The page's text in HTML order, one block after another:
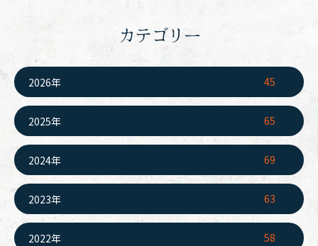
カテゴリー
2026年 45
2025年 65
2024年 69
2023年 63
2022年 58